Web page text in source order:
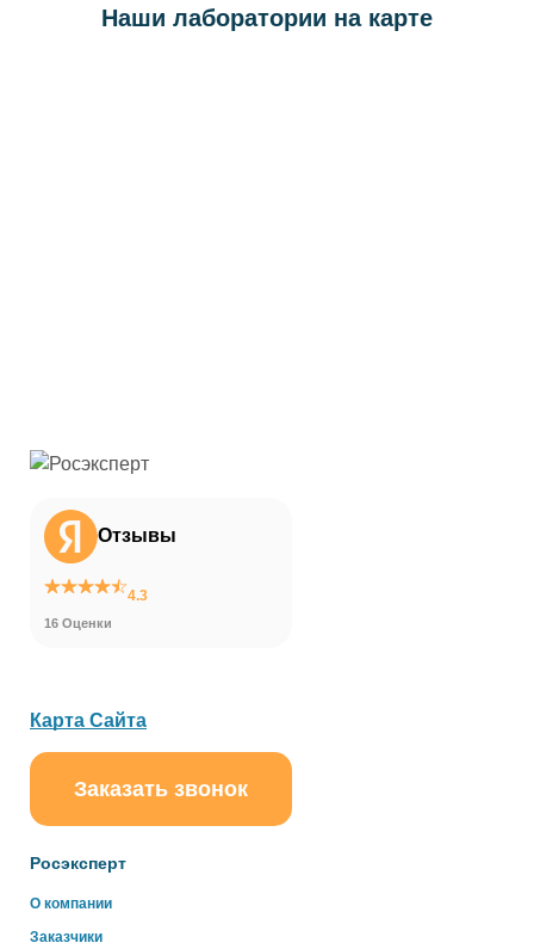
Наши лаборатории на карте
Отзывы
4.3
16 Оценки
Росэксперт
О компании
Заказчики
Карта Сайта
Заказать звонок
online
Здравствуйте!
Свяжитесь с нами через WhatsApp нажав на кнопку